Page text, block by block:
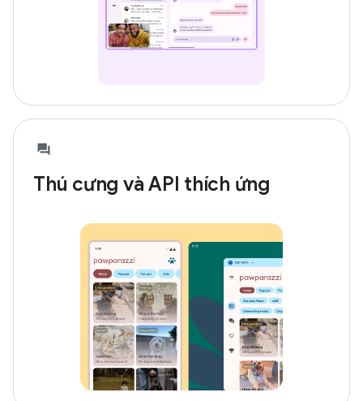
Thú cưng và API thích ứng